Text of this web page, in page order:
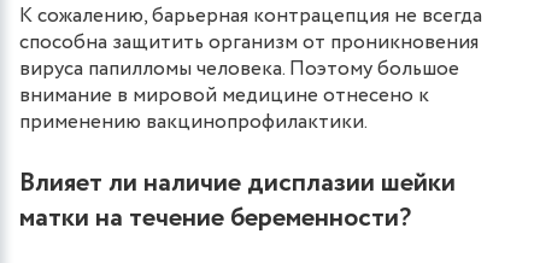
К сожалению, барьерная контрацепция не всегда
способна защитить организм от проникновения
вируса папилломы человека. Поэтому большое
внимание в мировой медицине отнесено к
применению вакцинопрофилактики.
Влияет ли наличие дисплазии шейки
матки на течение беременности?